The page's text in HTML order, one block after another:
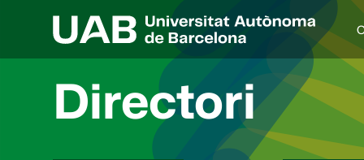
I
d
i
a
e
Directori